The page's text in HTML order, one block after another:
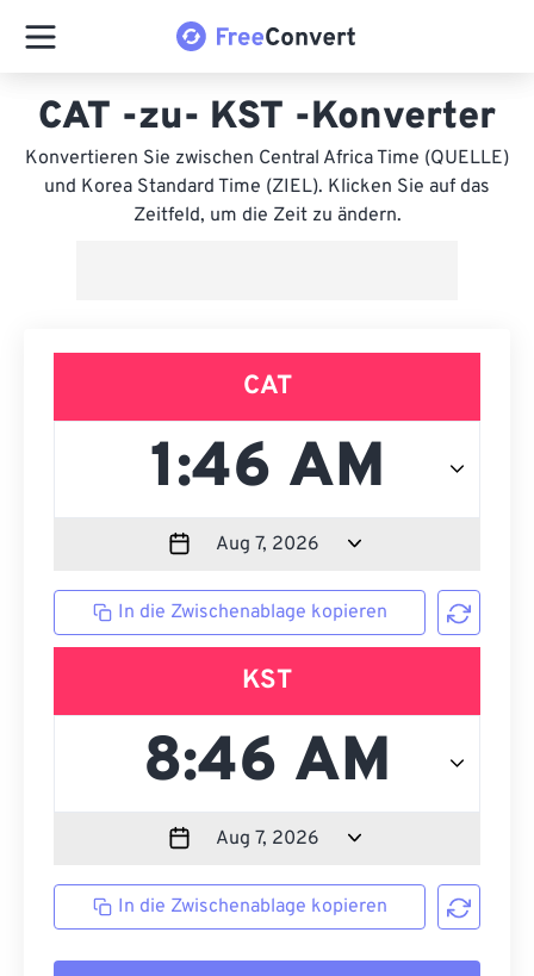
CAT -zu- KST -Konverter
Konvertieren Sie zwischen Central Africa Time (QUELLE)
und Korea Standard Time (ZIEL). Klicken Sie auf das
Zeitfeld, um die Zeit zu ändern.
CAT
In die Zwischenablage kopieren
KST
In die Zwischenablage kopieren